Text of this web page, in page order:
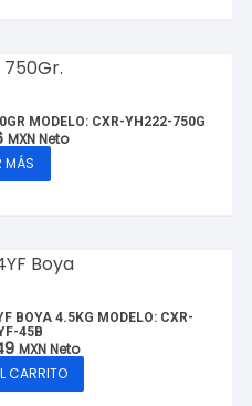
MODELO: CXR-YH222-750G
MXN Neto
MÁS
BOYA 4.5KG MODELO: CXR-
45B
MXN Neto
CARRITO